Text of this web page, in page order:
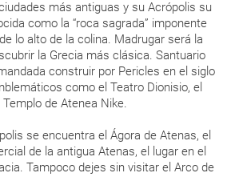
más antiguas y su Acrópolis su
como la “roca sagrada” imponente
lo alto de la colina. Madrugar será la
la Grecia más clásica. Santuario
construir por Pericles en el siglo
como el Teatro Dionisio, el
de Atenea Nike.
se encuentra el Ágora de Atenas, el
de la antigua Atenas, el lugar en el
Tampoco dejes sin visitar el Arco de
en Santorini
las siete
maravillas de
Grecia
de su web) para que no te carguen un
aeropuerto.
la documentación de un paquete
tours...) te enviaremos la documentación
10 días antes de salida, la cual deberás
el viaje.
requerida en el mostrador de la compañía
¿Puedo anular o